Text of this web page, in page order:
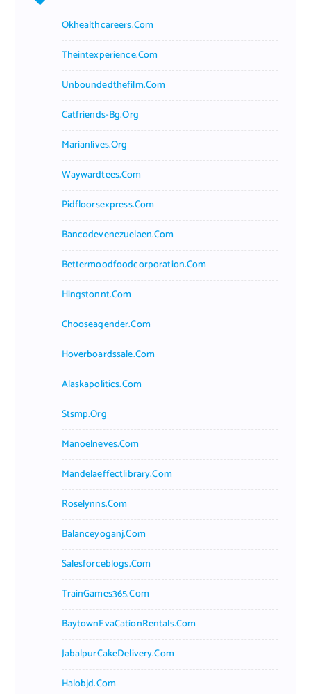
Okhealthcareers.com
Theintexperience.com
Unboundedthefilm.com
Catfriends-Bg.org
Marianlives.org
Waywardtees.com
Pidfloorsexpress.com
Bancodevenezuelaen.com
Bettermoodfoodcorporation.com
Hingstonnt.com
Chooseagender.com
Hoverboardssale.com
Alaskapolitics.com
Stsmp.org
Manoelneves.com
Mandelaeffectlibrary.com
Roselynns.com
Balanceyoganj.com
Salesforceblogs.com
TrainGames365.com
BaytownEvaCationRentals.com
JabalpurCakeDelivery.com
Halobjd.com